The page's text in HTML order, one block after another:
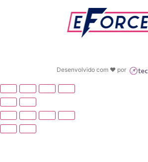
Desenvolvido com ♥ por